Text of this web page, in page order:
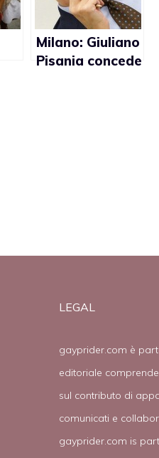
Milano: Giuliano
Pisania concede
LEGAL
gayprider.com è
editoriale
sul contributo di
comunicati e
gayprider.com is part